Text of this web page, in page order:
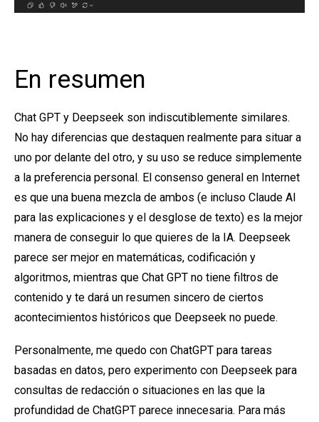
En resumen
Chat GPT y Deepseek son indiscutiblemente similares.
No hay diferencias que destaquen realmente para situar a
uno por delante del otro, y su uso se reduce simplemente
a la preferencia personal. El consenso general en Internet
es que una buena mezcla de ambos (e incluso Claude AI
para las explicaciones y el desglose de texto) es la mejor
manera de conseguir lo que quieres de la IA. Deepseek
parece ser mejor en matemáticas, codificación y
algoritmos, mientras que Chat GPT no tiene filtros de
contenido y te dará un resumen sincero de ciertos
acontecimientos históricos que Deepseek no puede.
Personalmente, me quedo con ChatGPT para tareas
basadas en datos, pero experimento con Deepseek para
consultas de redacción o situaciones en las que la
profundidad de ChatGPT parece innecesaria. Para más